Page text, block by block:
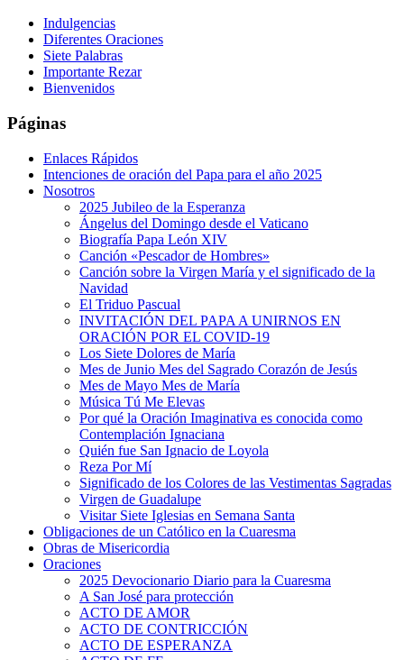
Indulgencias
Diferentes Oraciones
Siete Palabras
Importante Rezar
Bienvenidos
Páginas
Enlaces Rápidos
Intenciones de oración del Papa para el año 2025
Nosotros
2025 Jubileo de la Esperanza
Ángelus del Domingo desde el Vaticano
Biografía Papa León XIV
Canción «Pescador de Hombres»
Canción sobre la Virgen María y el significado de la
Navidad
El Triduo Pascual
INVITACIÓN DEL PAPA A UNIRNOS EN
ORACIÓN POR EL COVID-19
Los Siete Dolores de María
Mes de Junio Mes del Sagrado Corazón de Jesús
Mes de Mayo Mes de María
Música Tú Me Elevas
Por qué la Oración Imaginativa es conocida como
Contemplación Ignaciana
Quién fue San Ignacio de Loyola
Reza Por Mí
Significado de los Colores de las Vestimentas Sagradas
Virgen de Guadalupe
Visitar Siete Iglesias en Semana Santa
Obligaciones de un Católico en la Cuaresma
Obras de Misericordia
Oraciones
2025 Devocionario Diario para la Cuaresma
A San José para protección
ACTO DE AMOR
ACTO DE CONTRICCIÓN
ACTO DE ESPERANZA